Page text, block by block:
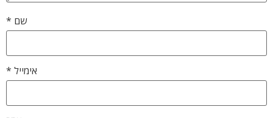
שם *
אימייל *